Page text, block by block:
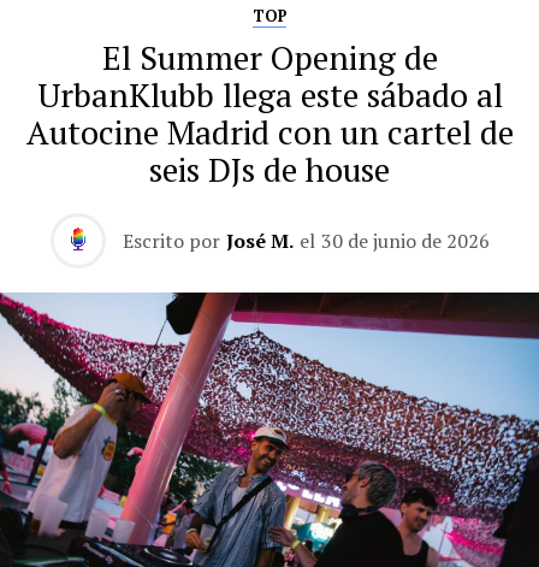
TOP
El Summer Opening de
UrbanKlubb llega este sábado al
Autocine Madrid con un cartel de
seis DJs de house
Escrito por José M. el 30 de junio de 2026